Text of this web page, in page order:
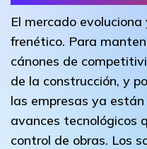
El mercado
frenético. Para
cánones de
de la construcción, y
las empresas ya
avances tecnológicos
control de obras. Los